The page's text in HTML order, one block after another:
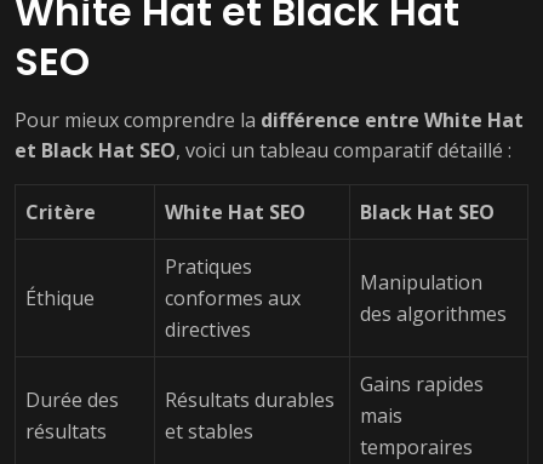
White Hat et Black Hat
SEO
Pour mieux comprendre la différence entre White Hat
et Black Hat SEO, voici un tableau comparatif détaillé :
Critère White Hat SEO Black Hat SEO
Éthique
Pratiques
conformes aux
directives
Manipulation
des algorithmes
Durée des
résultats
Résultats durables
et stables
Gains rapides
mais
temporaires